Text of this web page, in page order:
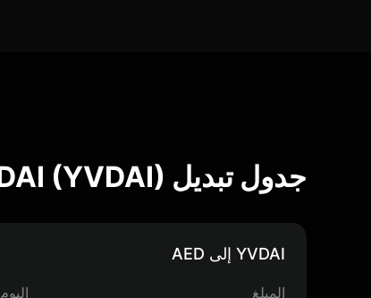
جدول تبديل YvDAI (YVDAI)
YVDAI إلى AED
المبلغ اليوم